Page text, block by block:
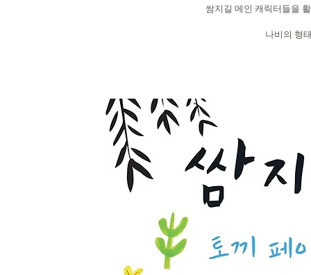
쌈지길 메인 캐릭터들을
나비의 형